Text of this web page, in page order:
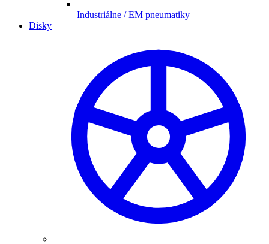
Industriálne / EM pneumatiky
Disky